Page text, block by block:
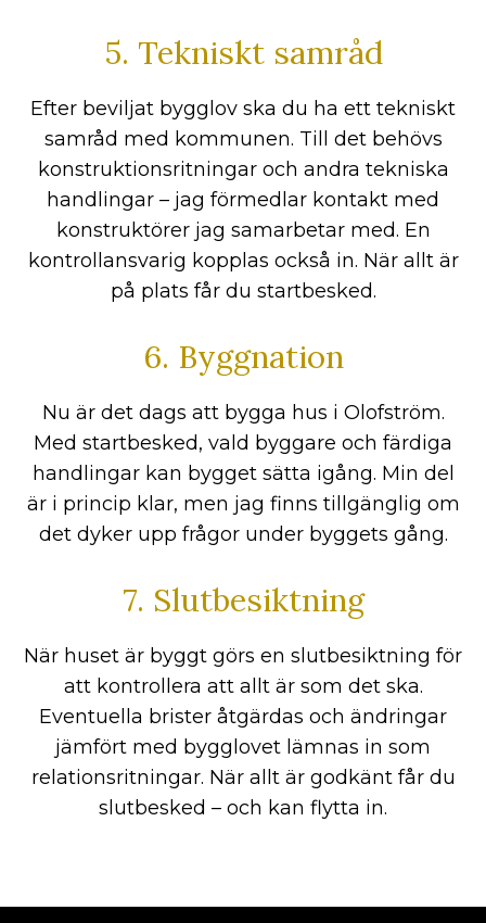
5. Tekniskt samråd
Efter beviljat bygglov ska du ha ett tekniskt
samråd med kommunen. Till det behövs
konstruktionsritningar och andra tekniska
handlingar – jag förmedlar kontakt med
konstruktörer jag samarbetar med. En
kontrollansvarig kopplas också in. När allt är
på plats får du startbesked.
6. Byggnation
Nu är det dags att bygga hus i Olofström.
Med startbesked, vald byggare och färdiga
handlingar kan bygget sätta igång. Min del
är i princip klar, men jag finns tillgänglig om
det dyker upp frågor under byggets gång.
7. Slutbesiktning
När huset är byggt görs en slutbesiktning för
att kontrollera att allt är som det ska.
Eventuella brister åtgärdas och ändringar
jämfört med bygglovet lämnas in som
relationsritningar. När allt är godkänt får du
slutbesked – och kan flytta in.